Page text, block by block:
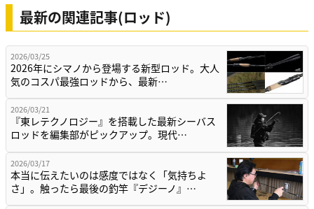
最新の関連記事(ロッド)
2026/03/25
2026年にシマノから登場する新型ロッド。大人
気のコスパ最強ロッドから、最新…
2026/03/21
『東レテクノロジー』を搭載した最新シーバス
ロッドを編集部がピックアップ。現代…
2026/03/17
本当に伝えたいのは感度ではなく「気持ちよ
さ」。触ったら最後の釣竿『デジーノ』…